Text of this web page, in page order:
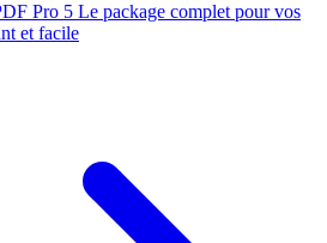
Pro 5 Le package complet pour vos
et facile